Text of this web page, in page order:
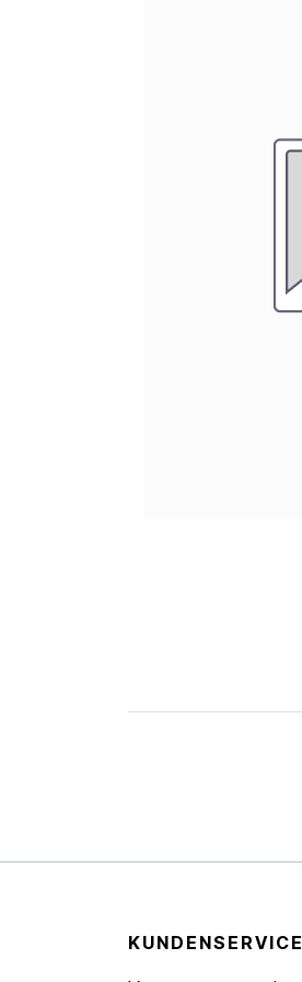
KUNDENSERVICE